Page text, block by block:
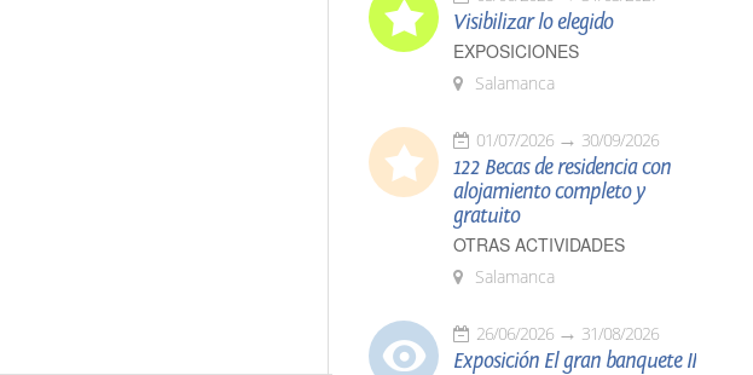
Visibilizar lo elegido
EXPOSICIONES
Salamanca
01/07/2026 30/09/2026
122 Becas de residencia con
alojamiento completo y
gratuito
OTRAS ACTIVIDADES
Salamanca
26/06/2026 31/08/2026
Exposición El gran banquete II